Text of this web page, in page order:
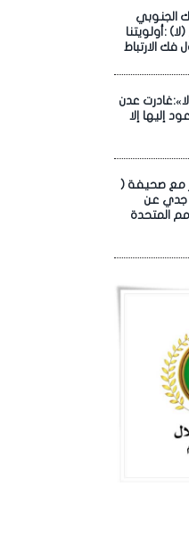
الجنوبي
:أولويتنا
فك الارتباط
عدن
إليها إلا
مع صحيفة (
جدي عن
المتحدة